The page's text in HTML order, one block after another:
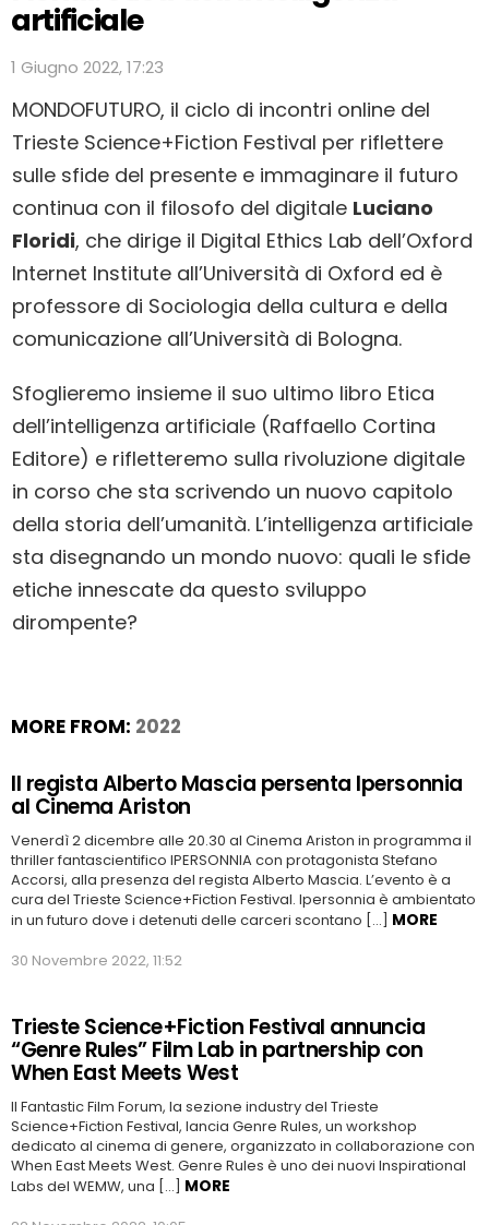
artificiale
1 Giugno 2022, 17:23
MONDOFUTURO, il ciclo di incontri online del
Trieste Science+Fiction Festival per riflettere
sulle sfide del presente e immaginare il futuro
continua con il filosofo del digitale Luciano
Floridi, che dirige il Digital Ethics Lab dell’Oxford
Internet Institute all’Università di Oxford ed è
professore di Sociologia della cultura e della
comunicazione all’Università di Bologna.
Sfoglieremo insieme il suo ultimo libro Etica
dell’intelligenza artificiale (Raffaello Cortina
Editore) e rifletteremo sulla rivoluzione digitale
in corso che sta scrivendo un nuovo capitolo
della storia dell’umanità. L’intelligenza artificiale
sta disegnando un mondo nuovo: quali le sfide
etiche innescate da questo sviluppo
dirompente?
MORE FROM: 2022
Il regista Alberto Mascia persenta Ipersonnia
al Cinema Ariston
Venerdì 2 dicembre alle 20.30 al Cinema Ariston in programma il
thriller fantascientifico IPERSONNIA con protagonista Stefano
Accorsi, alla presenza del regista Alberto Mascia. L’evento è a
cura del Trieste Science+Fiction Festival. Ipersonnia è ambientato
in un futuro dove i detenuti delle carceri scontano […] MORE
30 Novembre 2022, 11:52
Trieste Science+Fiction Festival annuncia
“Genre Rules” Film Lab in partnership con
When East Meets West
Il Fantastic Film Forum, la sezione industry del Trieste
Science+Fiction Festival, lancia Genre Rules, un workshop
dedicato al cinema di genere, organizzato in collaborazione con
When East Meets West. Genre Rules è uno dei nuovi Inspirational
Labs del WEMW, una […] MORE